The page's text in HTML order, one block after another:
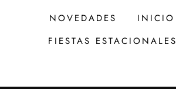
NOVEDADES INICIO
FIESTAS ESTACIONALES